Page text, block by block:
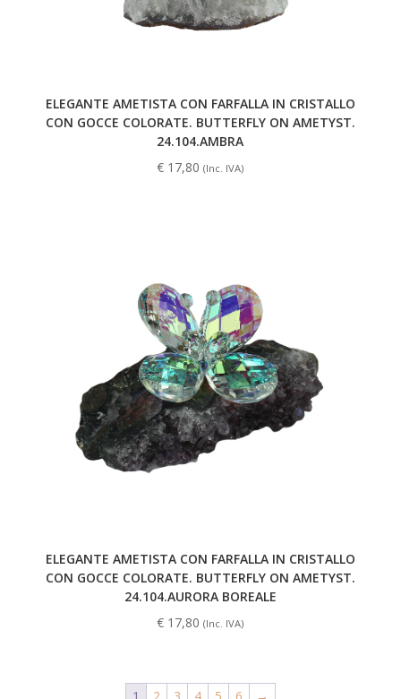
ELEGANTE AMETISTA CON FARFALLA IN CRISTALLO
CON GOCCE COLORATE. BUTTERFLY ON AMETYST.
24.104.AMBRA
€ 17,80 (Inc. IVA)
ELEGANTE AMETISTA CON FARFALLA IN CRISTALLO
CON GOCCE COLORATE. BUTTERFLY ON AMETYST.
24.104.AURORA BOREALE
€ 17,80 (Inc. IVA)